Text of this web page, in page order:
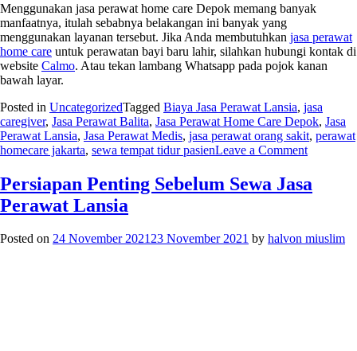
Menggunakan jasa perawat home care Depok memang banyak
manfaatnya, itulah sebabnya belakangan ini banyak yang
menggunakan layanan tersebut. Jika Anda membutuhkan jasa perawat
home care untuk perawatan bayi baru lahir, silahkan hubungi kontak di
website Calmo. Atau tekan lambang Whatsapp pada pojok kanan
bawah layar.
Posted in UncategorizedTagged Biaya Jasa Perawat Lansia, jasa
caregiver, Jasa Perawat Balita, Jasa Perawat Home Care Depok, Jasa
Perawat Lansia, Jasa Perawat Medis, jasa perawat orang sakit, perawat
homecare jakarta, sewa tempat tidur pasienLeave a Commenton
Perawat
Depok
Persiapan Penting Sebelum Sewa Jasa
Perawat Lansia
Posted on 24 November 202123 November 2021 by halvon miuslim